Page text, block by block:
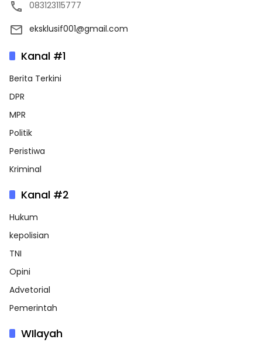
083123115777
eksklusif001@gmail.com
Kanal #1
Berita Terkini
DPR
MPR
Politik
Peristiwa
Kriminal
Kanal #2
Hukum
kepolisian
TNI
Opini
Advetorial
Pemerintah
WIlayah